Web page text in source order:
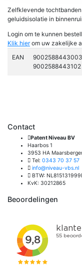
Zelfklevende
geluidsisolatie in
Login om te kunnen
Klik hierom uw zakelijke
EAN
9002588443102
Contact
Patent Niveau BV
Haarbos 1
3953 HA
Tel: 0343 70 37 57
info@niveau-vbs.nl
BTW:
KvK: 30212865
Beoordelingen